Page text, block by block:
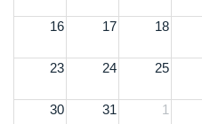
16 17 18
23 24 25
30 31 1